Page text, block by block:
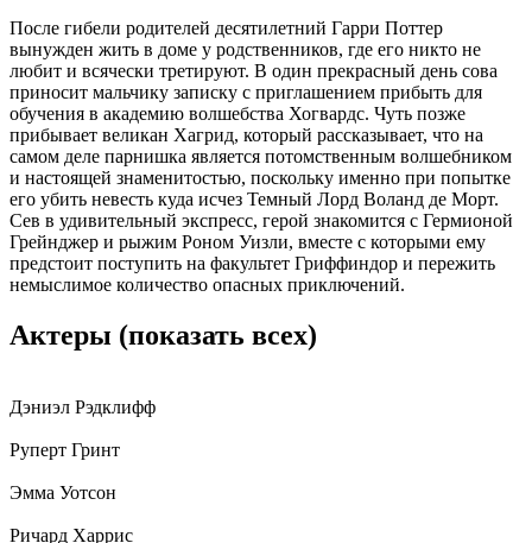
После гибели родителей десятилетний Гарри Поттер
вынужден жить в доме у родственников, где его никто не
любит и всячески третируют. В один прекрасный день сова
приносит мальчику записку с приглашением прибыть для
обучения в академию волшебства Хогвардс. Чуть позже
прибывает великан Хагрид, который рассказывает, что на
самом деле парнишка является потомственным волшебником
и настоящей знаменитостью, поскольку именно при попытке
его убить невесть куда исчез Темный Лорд Воланд де Морт.
Сев в удивительный экспресс, герой знакомится с Гермионой
Грейнджер и рыжим Роном Уизли, вместе с которыми ему
предстоит поступить на факультет Гриффиндор и пережить
немыслимое количество опасных приключений.
Актеры (показать всех)
Дэниэл Рэдклифф
Руперт Гринт
Эмма Уотсон
Ричард Харрис